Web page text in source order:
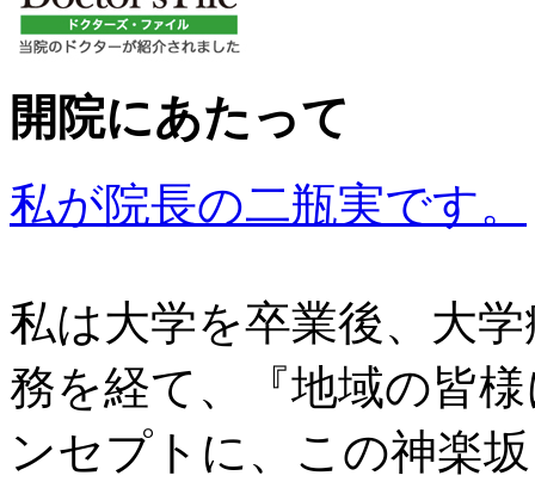
開院にあたって
私が院長の二瓶実です。
私は大学を卒業後、大
務を経て、『地域の皆
ンセプトに、この神楽